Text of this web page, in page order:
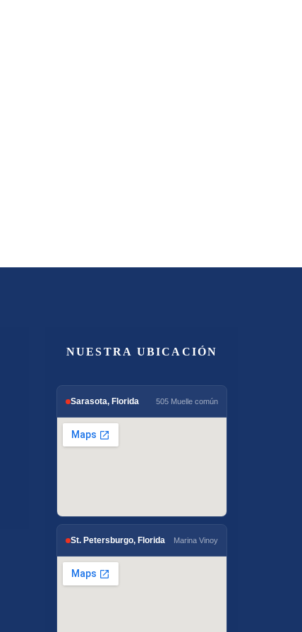
NUESTRA UBICACIÓN
Sarasota, Florida 505 Muelle común
St. Petersburgo, Florida Marina Vinoy